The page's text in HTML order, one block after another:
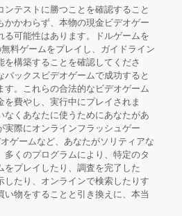
テストに勝つことを確認すること
かわらず、本物の現金ビデオゲー
可能性はあります。ドルゲームを
料ゲームをプレイし、ガイドライン
構築することを確認してくださ
ックスビデオゲームで成功すると
。これらの合法的なビデオゲーム
費やし、実行中にプレイされま
くあなたに使うためにあなたがあ
際にオンラインフラッシュゲー
ゲームなど、あなたがソリティアな
くのプログラムにより、特定のタ
プレイしたり、調査を完了した
したり、オンラインで検索したりす
物をすることと引き換えに、本当